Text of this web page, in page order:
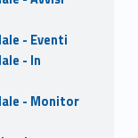
- Eventi
- In
- Monitor